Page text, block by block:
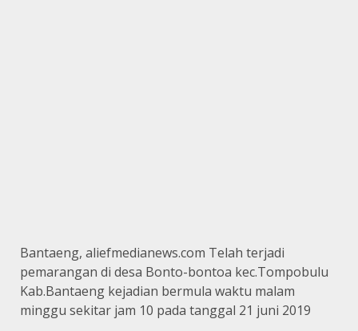
Bantaeng, aliefmedianews.com Telah terjadi
pemarangan di desa Bonto-bontoa kec.Tompobulu
Kab.Bantaeng kejadian bermula waktu malam
minggu sekitar jam 10 pada tanggal 21 juni 2019